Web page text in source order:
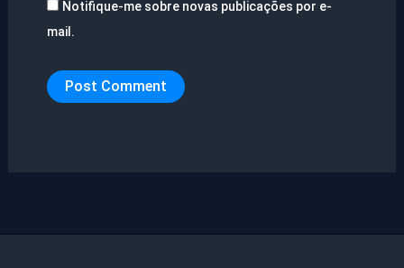
Notifique-me sobre novas publicações por e-
mail.